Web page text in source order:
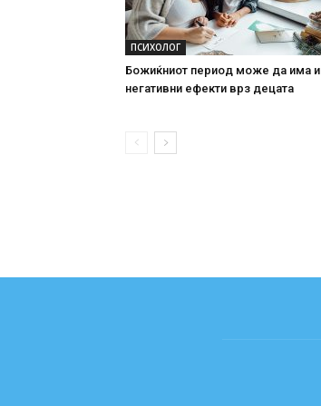
ПСИХОЛОГ
Божиќниот период може да има и
негативни ефекти врз децата